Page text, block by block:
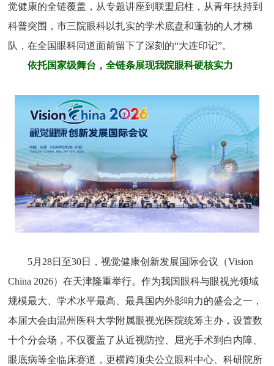
觉健康的全链覆盖，从专题讲座到联盟启柱，从青年扶持到
科普突围，市三院眼科以扎实的学术底盘和蓬勃的人才梯
队，在全国眼科同道面前留下了深刻的“大连印记”。
依托国家级舞台，全链条展现我院眼科硬核实力
5月28日至30日，视觉健康创新发展国际会议（Vision
China 2026）在天津隆重举行。作为我国眼科与眼视光领域
规模最大、学术水平最高、最具国内外影响力的盛会之一，
本届大会由温州医科大学附属眼视光医院统筹主办，设置数
十个分会场，不仅覆盖了从近视防控、屈光手术到白内障、
眼底病等全临床赛道，更横跨顶尖公立眼科中心、科研院所